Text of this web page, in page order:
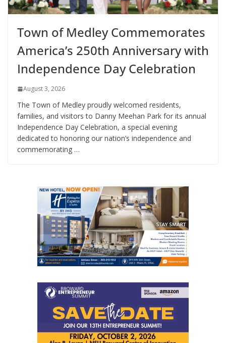
Town of Medley Commemorates
America’s 250th Anniversary with
Independence Day Celebration
August 3, 2026
The Town of Medley proudly welcomed residents,
families, and visitors to Danny Meehan Park for its annual
Independence Day Celebration, a special evening
dedicated to honoring our nation’s independence and
commemorating …